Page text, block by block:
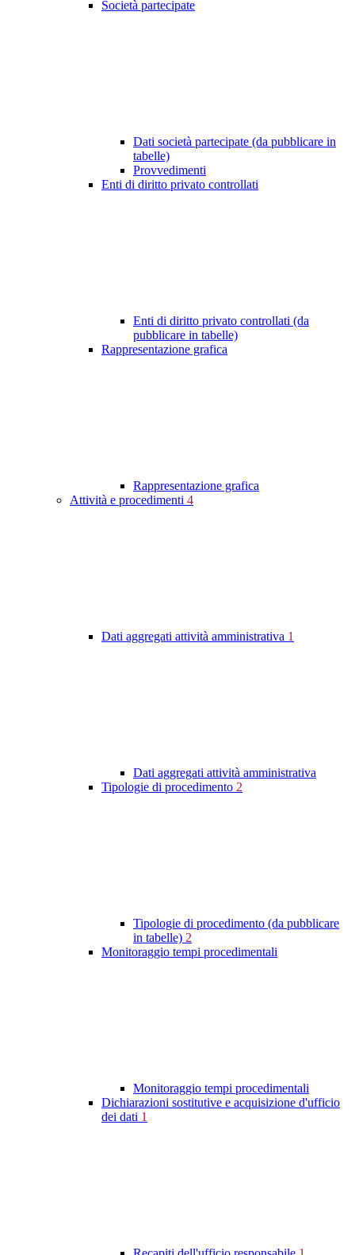
Società partecipate
Dati società partecipate (da pubblicare in
tabelle)
Provvedimenti
Enti di diritto privato controllati
Enti di diritto privato controllati (da
pubblicare in tabelle)
Rappresentazione grafica
Rappresentazione grafica
Attività e procedimenti 4
Dati aggregati attività amministrativa 1
Dati aggregati attività amministrativa
Tipologie di procedimento 2
Tipologie di procedimento (da pubblicare
in tabelle) 2
Monitoraggio tempi procedimentali
Monitoraggio tempi procedimentali
Dichiarazioni sostitutive e acquisizione d'ufficio
dei dati 1